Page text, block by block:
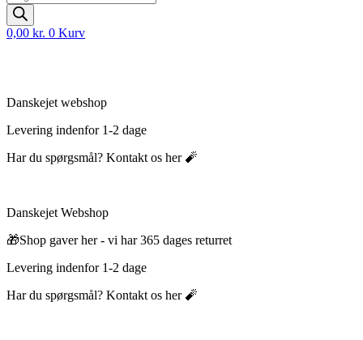
search
0,00 kr. 0 Kurv
Danskejet webshop
Levering indenfor 1-2 dage
Har du spørgsmål? Kontakt os her 🧨
Danskejet Webshop
🎁Shop gaver her - vi har 365 dages returret
Levering indenfor 1-2 dage
Har du spørgsmål? Kontakt os her 🧨